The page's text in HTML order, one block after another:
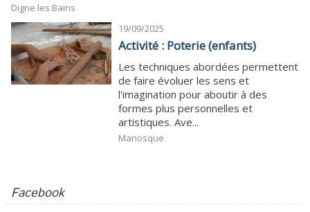
Digne les Bains
19/09/2025
Activité : Poterie (enfants)
Les techniques abordées permettent
de faire évoluer les sens et
l'imagination pour aboutir à des
formes plus personnelles et
artistiques. Ave...
Manosque
Facebook